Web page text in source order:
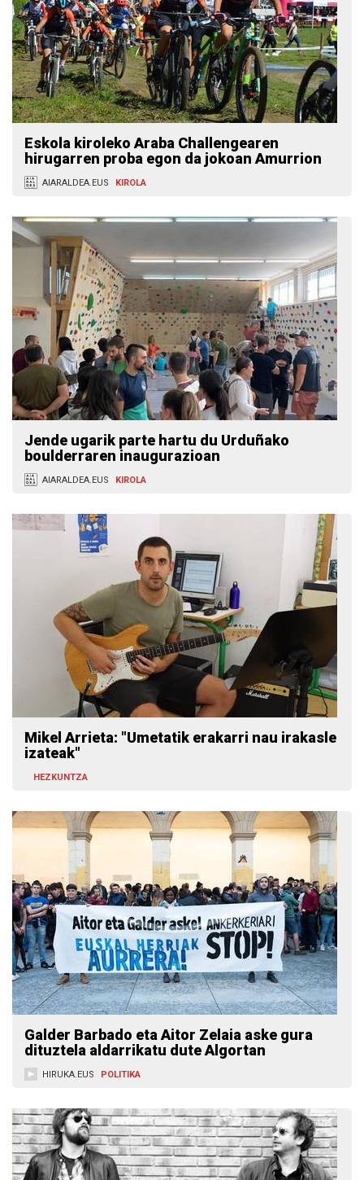
Eskola kiroleko Araba Challengearen
hirugarren proba egon da jokoan Amurrion
AIARALDEA.EUS KIROLA
Jende ugarik parte hartu du Urduñako
boulderraren inaugurazioan
AIARALDEA.EUS KIROLA
Mikel Arrieta: "Umetatik erakarri nau irakasle
izateak"
HEZKUNTZA
Galder Barbado eta Aitor Zelaia aske gura
dituztela aldarrikatu dute Algortan
HIRUKA.EUS POLITIKA